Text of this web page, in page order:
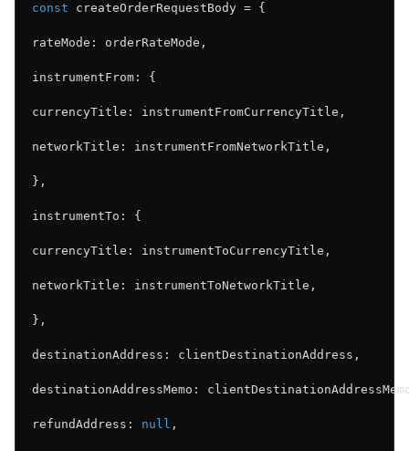
const createOrderRequestBody = {
rateMode: orderRateMode,
instrumentFrom: {
currencyTitle: instrumentFromCurrencyTitle,
networkTitle: instrumentFromNetworkTitle,
},
instrumentTo: {
currencyTitle: instrumentToCurrencyTitle,
networkTitle: instrumentToNetworkTitle,
},
destinationAddress: clientDestinationAddress,
destinationAddressMemo:
refundAddress: null ,